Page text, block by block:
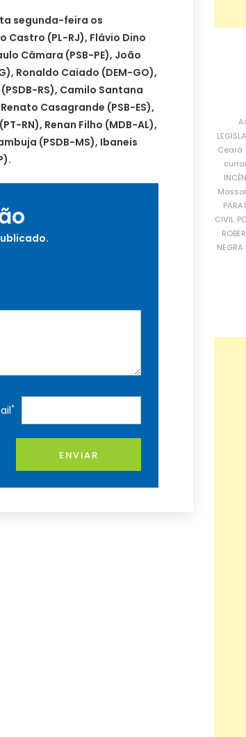
segunda-feira os
Castro (PL-RJ), Flávio Dino
Câmara (PSB-PE), João
Ronaldo Caiado (DEM-GO),
RS), Camilo Santana
Casagrande (PSB-ES),
RN), Renan Filho (MDB-AL),
(PSDB-MS), Ibaneis
*
ENVIAR
Ceará
CIVIL
NEGRA